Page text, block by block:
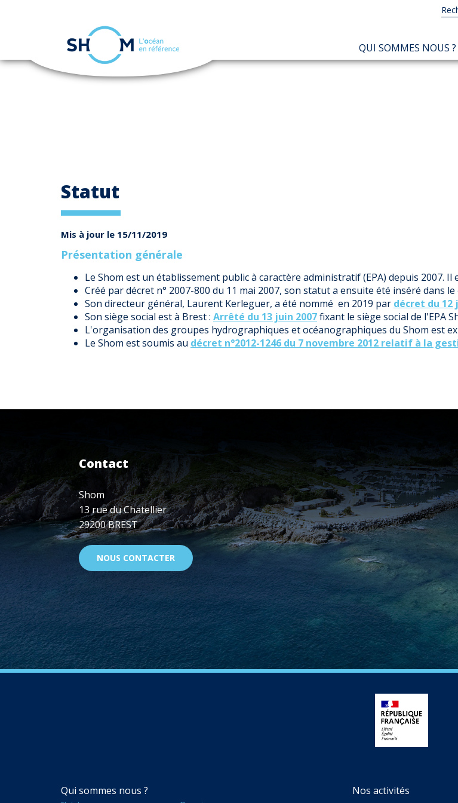
Aller
NAVIGATION
PRINCIPALE
QUI SOMMES NOUS ?
Statut
Mis à jour le 15/11/2019
Présentation générale
Le Shom est un établissement public à caractère administratif (EPA) depuis 2007.
Créé par décret n° 2007-800 du 11 mai 2007, son statut a ensuite été inséré dans
Son directeur général, Laurent Kerleguer, a été nommé en 2019 par décret du 12
Son siège social est à Brest : Arrêté du 13 juin 2007fixant le siège social de l'EPA
L'organisation des groupes hydrographiques et océanographiques du Shom est
Le Shom est soumis au décret n°2012-1246 du 7 novembre 2012 relatif à la
Contact
Shom
13 rue du Chatellier
29200 BREST
NOUS CONTACTER
NAVIGATION
Qui sommes nous ? Nos activités